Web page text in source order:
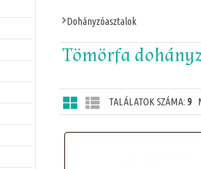
Dohányzóasztalok
Tömörfa
TALÁLATOK SZÁMA: 9